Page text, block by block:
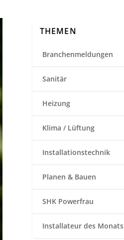
THEMEN
Branchenmeldungen
Sanitär
Heizung
Klima / Lüftung
Installationstechnik
Planen & Bauen
SHK Powerfrau
Installateur des Monats